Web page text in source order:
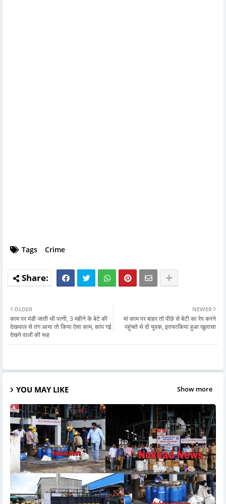
Tags Crime
NEWER
मां काम पर बाहर तो पीछे से बेटी का रेप करने
पहुंचते थे दो युवक, इतफाकिया हुआ खुलासा
OLDER
काम पर मंडी जाती थी पत्नी, 3 महीने के बेटे की
देखभाल से तंग आया तो किया ऐसा काम, कांप गई
देखने वालों की रूह
YOU MAY LIKE Show more